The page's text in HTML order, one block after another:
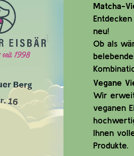
Matcha-
neu!
Ob als
Vegane
Wir
veganen
Ihnen
Produkte.